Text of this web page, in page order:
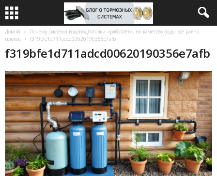
Домой
Почему система водоподготовки «работает», но качество воды всё равно
плохое
f319bfe1d711adcd00620190356e7afb
f319bfe1d711adcd00620190356e7afb